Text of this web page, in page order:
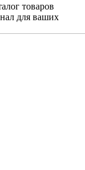
товаров
для ваших